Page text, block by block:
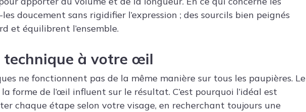
les doucement sans rigidifier l’expression ; des sourcils bien peignés
et équilibrent l’ensemble.
à votre œil
ne fonctionnent pas de la même manière sur tous les paupières. Le
forme de l’œil influent sur le résultat. C’est pourquoi l’idéal est
chaque étape selon votre visage, en recherchant toujours une